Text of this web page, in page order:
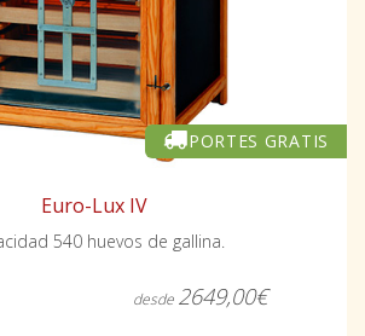
PORTES GRATIS
Euro-Lux IV
540 huevos de gallina.
desde 2649,00€